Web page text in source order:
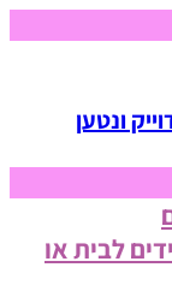
ונטען
לבית או